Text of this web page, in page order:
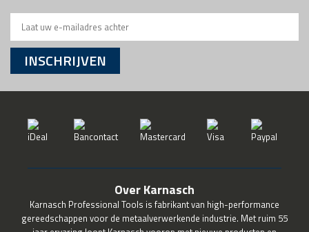
INSCHRIJVEN
Over Karnasch
Karnasch Professional Tools is fabrikant van high-performance
gereedschappen voor de metaalverwerkende industrie. Met ruim 55